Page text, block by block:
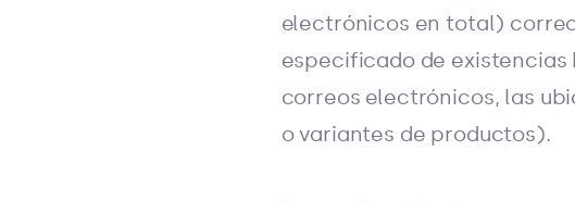
electrónicos en total)
especificado de existencias
correos electrónicos, las
o variantes de productos).